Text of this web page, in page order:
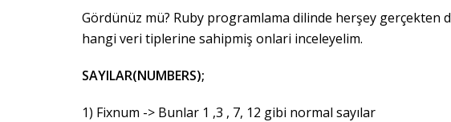
Gördünüz mü? Ruby programlama dilinde herşey gerçekten
hangi veri tiplerine sahipmiş onlari inceleyelim.
SAYILAR(NUMBERS);
1) Fixnum -> Bunlar 1 ,3 , 7, 12 gibi normal sayılar